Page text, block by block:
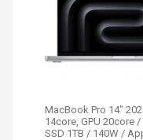
MacBook Pro 14"
14core, GPU 20core
SSD 1TB / 140W /